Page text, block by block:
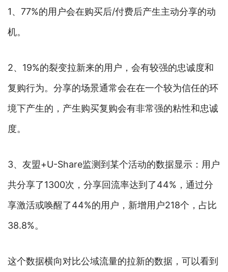
1、77%的用户会在购买后/付费后产生主动分享的动
机。
2、19%的裂变拉新来的用户，会有较强的忠诚度和
复购行为。分享的场景通常会在在一个较为信任的环
境下产生的，产生购买复购会有非常强的粘性和忠诚
度。
3、友盟+U-Share监测到某个活动的数据显示：用户
共分享了1300次，分享回流率达到了44%，通过分
享激活或唤醒了44%的用户，新增用户218个，占比
38.8%。
这个数据横向对比公域流量的拉新的数据，可以看到